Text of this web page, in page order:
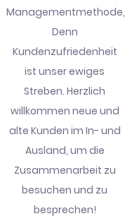
Managementmethode,
Denn
Kundenzufriedenheit
ist unser ewiges
Streben. Herzlich
willkommen neue und
alte Kunden im In- und
Ausland, um die
Zusammenarbeit zu
besuchen und zu
besprechen!